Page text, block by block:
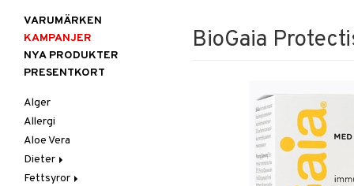
BioGaia
VARUMÄRKEN
KAMPANJER
NYA PRODUKTER
PRESENTKORT
Alger
Allergi
Aloe Vera
Dieter
Glutenintolerans
Fettsyror